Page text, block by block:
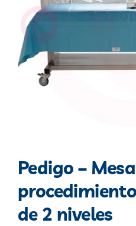
Pedigo –
de 2 niveles